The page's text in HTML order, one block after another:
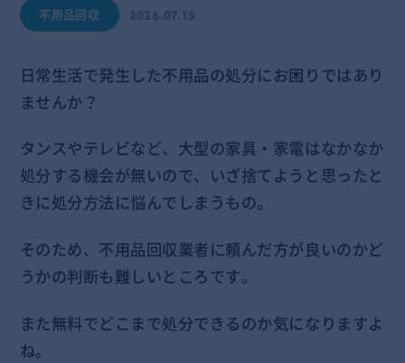
不用品回収
日常生活で発生した不用品の処分にお困りではあり
ませんか？
タンスやテレビなど、大型の家具・家電はなかなか
処分する機会が無いので、いざ捨てようと思ったと
きに処分方法に悩んでしまうもの。
そのため、不用品回収業者に頼んだ方が良いのかど
うかの判断も難しいところです。
また無料でどこまで処分できるのか気になりますよ
ね。